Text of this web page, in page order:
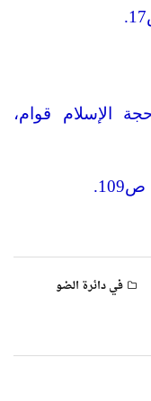
الإسلام قوام،
في دائرة الضو